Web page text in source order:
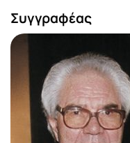
Συγγραφέας